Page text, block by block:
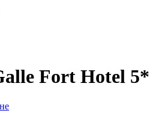
Fort Hotel 5*